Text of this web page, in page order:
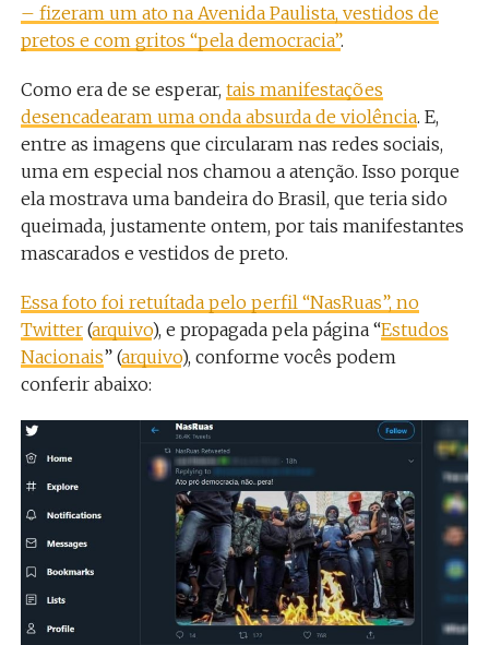
– fizeram um ato na Avenida Paulista, vestidos de
pretos e com gritos “pela democracia”.
Como era de se esperar, tais manifestações
desencadearam uma onda absurda de violência. E,
entre as imagens que circularam nas redes sociais,
uma em especial nos chamou a atenção. Isso porque
ela mostrava uma bandeira do Brasil, que teria sido
queimada, justamente ontem, por tais manifestantes
mascarados e vestidos de preto.
Essa foto foi retuítada pelo perfil “NasRuas”, no
Twitter(arquivo), e propagada pela página “Estudos
Nacionais” (arquivo), conforme vocês podem
conferir abaixo: